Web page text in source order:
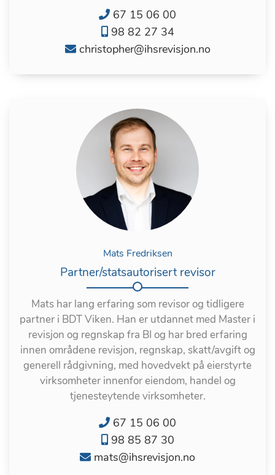
67 15 06 00
98 82 27 34
christopher@ihsrevisjon.no
Mats Fredriksen
Partner/statsautorisert revisor
Mats har lang erfaring som revisor og tidligere
partner i BDT Viken. Han er utdannet med Master i
revisjon og regnskap fra BI og har bred erfaring
innen områdene revisjon, regnskap, skatt/avgift og
generell rådgivning, med hovedvekt på eierstyrte
virksomheter innenfor eiendom, handel og
tjenesteytende virksomheter.
67 15 06 00
98 85 87 30
mats@ihsrevisjon.no